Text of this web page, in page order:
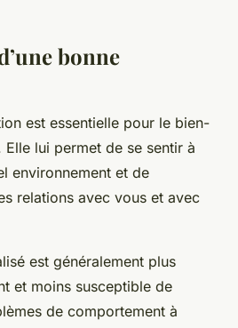
bonne
est essentielle pour le bien-
lui permet de se sentir à
environnement et de
relations avec vous et avec
est généralement plus
et moins susceptible de
de comportement à